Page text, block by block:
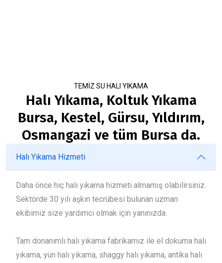
TEMİZ SU HALI YIKAMA
Halı Yıkama, Koltuk Yıkama
Bursa, Kestel, Gürsu, Yıldırım,
Osmangazi ve tüm Bursa da.
Halı Yıkama Hizmeti
Daha önce hiç halı yıkama hizmeti almamış olabilirsiniz.
Sektörde 30 yılı aşkın tecrübesi bulunan uzman
ekibimiz size yardımcı olmak için yanınızda.
Tam donanımlı halı yıkama fabrikamız ile el dokuma halı
yıkama, yün halı yıkama, shaggy halı yıkama, antika halı